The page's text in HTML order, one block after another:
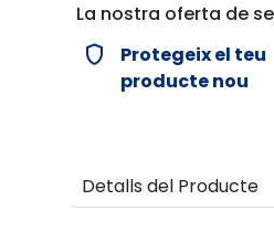
La nostra oferta de
verified_user
Protegeix el teu
producte nou
Detalls del Producte